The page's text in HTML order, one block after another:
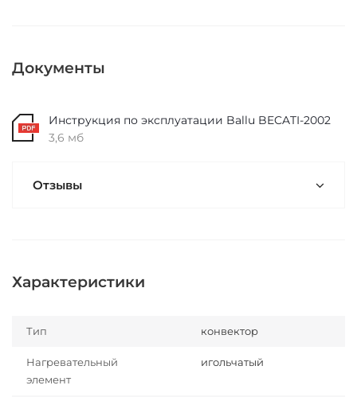
Документы
Инструкция по эксплуатации Ballu BECATI-2002
3,6 мб
Отзывы
Характеристики
Тип конвектор
Нагревательный
элемент
игольчатый